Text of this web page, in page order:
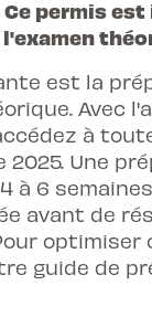
Ce permis
est la
Avec
à
2025. Une
à 6
avant de
optimiser
guide de